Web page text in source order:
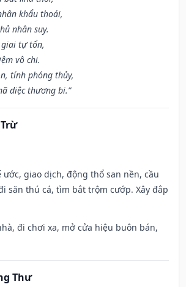
khẩu thoái,
nhân suy.
tự tổn,
vô chi.
tính phóng thủy,
diệc thương bi.”
ước, giao dịch, động thổ san nền, cầu
săn thú cá, tìm bắt trộm cướp. Xây đắp
đi chơi xa, mở cửa hiệu buôn bán,
Thư